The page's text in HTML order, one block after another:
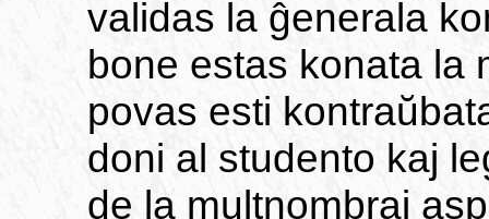
validas la ĝenerala
bone estas konata la
povas esti
doni al studento kaj
de la multnombraj